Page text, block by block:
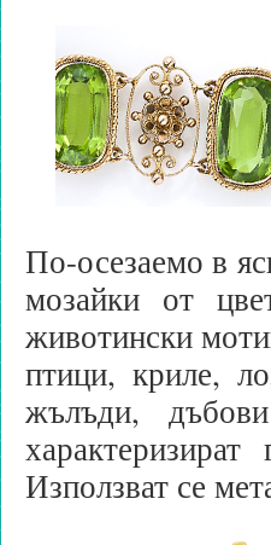
По-осезаемо в
мозайки от
животински
птици, криле,
жълъди,
Използват се